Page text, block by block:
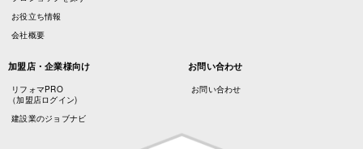
お役立ち情報
会社概要
加盟店・企業様向け
リフォマPRO
（加盟店ログイン)
建設業のジョブナビ
お問い合わせ
お問い合わせ